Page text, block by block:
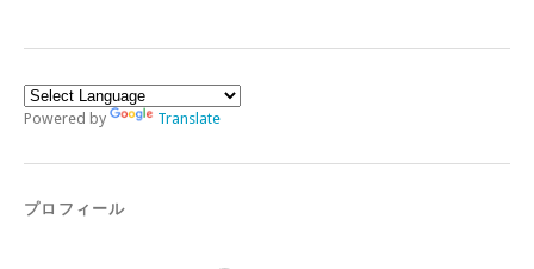
Powered by Translate
プロフィール